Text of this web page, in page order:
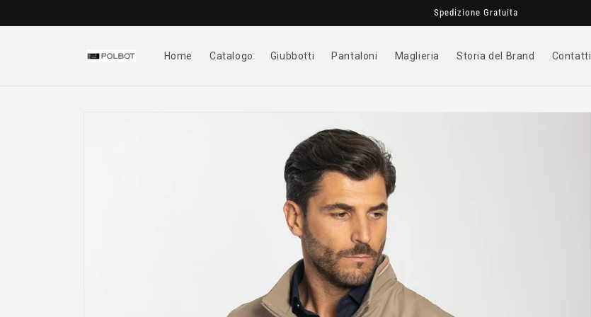
ai contenuti
Spedizione Gratuita
Home Catalogo Giubbotti Pantaloni Maglieria Storia del Brand Contatti